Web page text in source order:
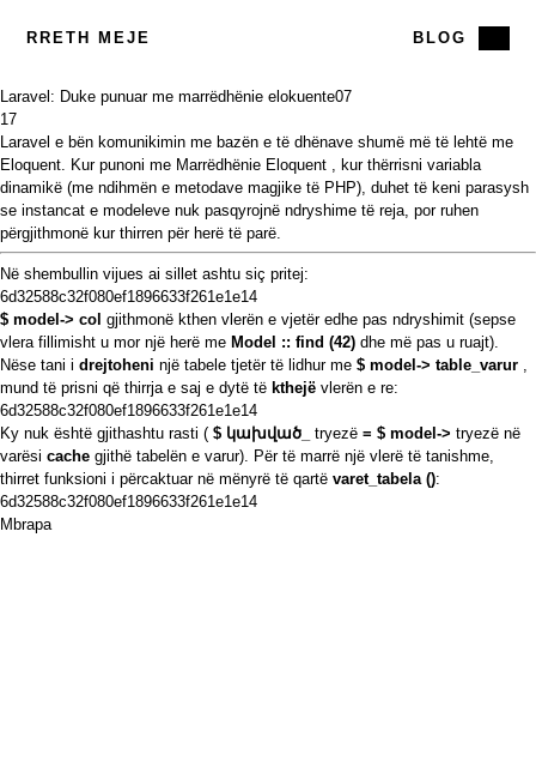
RRETH MEJE BLOG
Laravel: Duke punuar me marrëdhënie elokuente07
17
Laravel e bën komunikimin me bazën e të dhënave shumë më të lehtë me
Eloquent. Kur punoni me Marrëdhënie Eloquent , kur thërrisni variabla
dinamikë (me ndihmën e metodave magjike të PHP), duhet të keni parasysh
se instancat e modeleve nuk pasqyrojnë ndryshime të reja, por ruhen
përgjithmonë kur thirren për herë të parë.
Në shembullin vijues ai sillet ashtu siç pritej:
6d32588c32f080ef1896633f261e1e14
$ model-> col gjithmonë kthen vlerën e vjetër edhe pas ndryshimit (sepse
vlera fillimisht u mor një herë me Model :: find (42) dhe më pas u ruajt).
Nëse tani i drejtoheni një tabele tjetër të lidhur me $ model-> table_varur
mund të prisni që thirrja e saj e dytë të kthejë vlerën e re:
6d32588c32f080ef1896633f261e1e14
Ky nuk është gjithashtu rasti ( $ կախված_ tryezë = $ model-> tryezë në
varësi cache gjithë tabelën e varur). Për të marrë një vlerë të tanishme,
thirret funksioni i përcaktuar në mënyrë të qartë varet_tabela ():
6d32588c32f080ef1896633f261e1e14
Mbrapa